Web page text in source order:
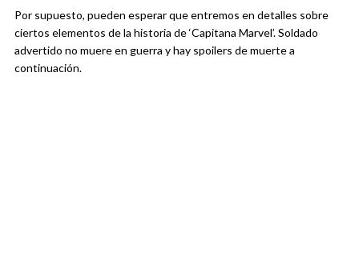
Por supuesto, pueden esperar que entremos en detalles sobre
ciertos elementos de la historia de ‘Capitana Marvel’. Soldado
advertido no muere en guerra y hay spoilers de muerte a
continuación.